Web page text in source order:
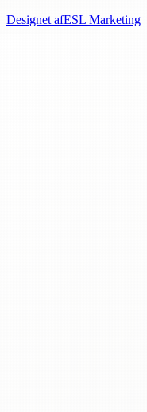
Designet afESL Marketing